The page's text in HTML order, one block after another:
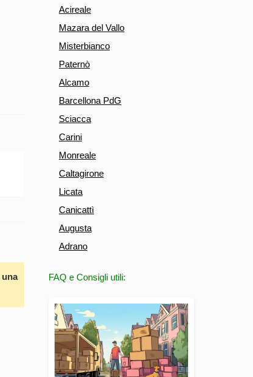
Acireale
Mazara del Vallo
Misterbianco
Paternò
Alcamo
Barcellona PdG
Sciacca
Carini
Monreale
Caltagirone
Licata
Canicattì
Augusta
Adrano
FAQ e Consigli utili:
una